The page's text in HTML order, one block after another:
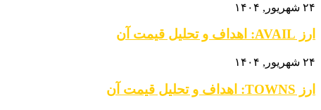
۲۴ شهریور, ۱۴۰۴
ارز AVAIL: اهداف و تحلیل قیمت آن
۲۴ شهریور, ۱۴۰۴
ارز TOWNS: اهداف و تحلیل قیمت آن